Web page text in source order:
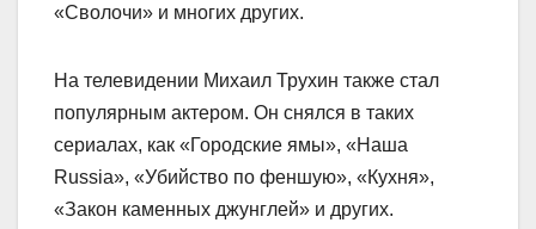
«Сволочи» и многих других.
На телевидении Михаил Трухин также стал
популярным актером. Он снялся в таких
сериалах, как «Городские ямы», «Наша
Russia», «Убийство по феншую», «Кухня»,
«Закон каменных джунглей» и других.